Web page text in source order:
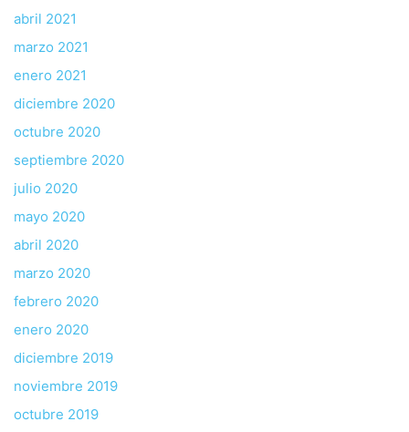
abril 2021
marzo 2021
enero 2021
diciembre 2020
octubre 2020
septiembre 2020
julio 2020
mayo 2020
abril 2020
marzo 2020
febrero 2020
enero 2020
diciembre 2019
noviembre 2019
octubre 2019